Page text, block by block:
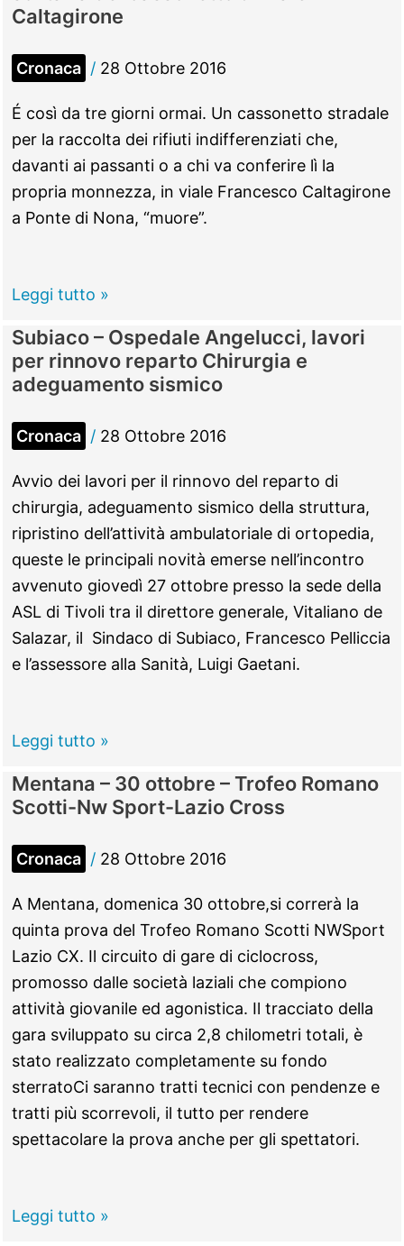
in
arrivo
nuova
macchina
aspiratrice
per
Asa.
Ma
la
davvero
pulita?
Caltagirone
Cronaca / 28 Ottobre 2016
É così da tre giorni ormai. Un cassonetto stradale
per la raccolta dei rifiuti indifferenziati che,
davanti ai passanti o a chi va conferire lì la
propria monnezza, in viale Francesco Caltagirone
a Ponte di Nona, “muore”.
LA
Ponte
di
Nona
–
L’agonia
solitaria
del
cassonetto
di
viale
Caltagirone
Leggi tutto »
Subiaco – Ospedale Angelucci, lavori
per rinnovo reparto Chirurgia e
adeguamento sismico
Cronaca / 28 Ottobre 2016
Avvio dei lavori per il rinnovo del reparto di
chirurgia, adeguamento sismico della struttura,
ripristino dell’attività ambulatoriale di ortopedia,
queste le principali novità emerse nell’incontro
avvenuto giovedì 27 ottobre presso la sede della
ASL di Tivoli tra il direttore generale, Vitaliano de
Salazar, il Sindaco di Subiaco, Francesco Pelliccia
e l’assessore alla Sanità, Luigi Gaetani.
Subiaco
Ospedale
Angelucci,
lavori
per
rinnovo
reparto
Chirurgia
e
adeguamento
sismico
Leggi tutto »
Mentana – 30 ottobre – Trofeo Romano
Scotti-Nw Sport-Lazio Cross
Cronaca / 28 Ottobre 2016
A Mentana, domenica 30 ottobre,si correrà la
quinta prova del Trofeo Romano Scotti NWSport
Lazio CX. Il circuito di gare di ciclocross,
promosso dalle società laziali che compiono
attività giovanile ed agonistica. Il tracciato della
gara sviluppato su circa 2,8 chilometri totali, è
stato realizzato completamente su fondo
sterratoCi saranno tratti tecnici con pendenze e
tratti più scorrevoli, il tutto per rendere
spettacolare la prova anche per gli spettatori.
Mentana
Leggi tutto »